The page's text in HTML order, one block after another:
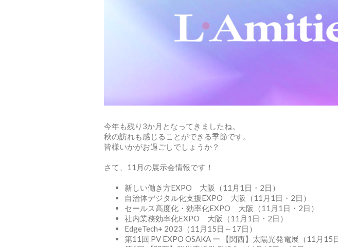
今年も残り3か月となってきましたね。
秋の訪れも感じることができる季節です。
皆様いかがお過ごしでしょうか？
さて、11月の展示会情報です！
新しい働き方EXPO 大阪（11月1日・2日）
自治体デジタル化支援EXPO 大阪（11月1日・2日）
セールス高度化・効率化EXPO 大阪（11月1日・2日）
社内業務効率化EXPO 大阪（11月1日・2日）
EdgeTech+ 2023（11月15日～17日）
第11回 PV EXPO OSAKA ー 【関西】太陽光発電展（11月15